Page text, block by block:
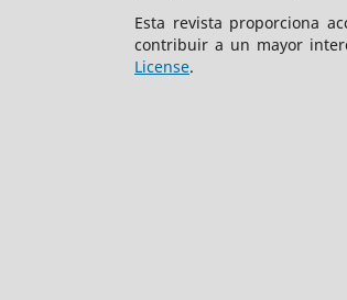
Esta revista proporciona
contribuir a un mayor
License.